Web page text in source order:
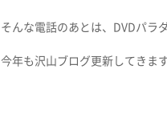
そんな電話のあとは、DVDパラ
今年も沢山ブログ更新してきま